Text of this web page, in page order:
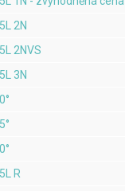
2N
2NVS
3N
R